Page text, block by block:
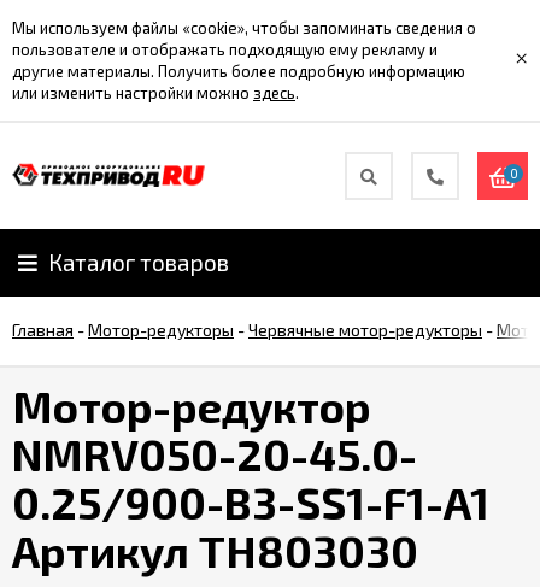
Мы используем файлы «cookie», чтобы запоминать сведения о
пользователе и отображать подходящую ему рекламу и
другие материалы. Получить более подробную информацию
или изменить настройки можно здесь.
×
0
Каталог товаров
Главная -Мотор-редукторы -Червячные мотор-редукторы -
Мотор-редуктор
NMRV050-20-45.0-
0.25/900-B3-SS1-F1-A1
Артикул TH803030